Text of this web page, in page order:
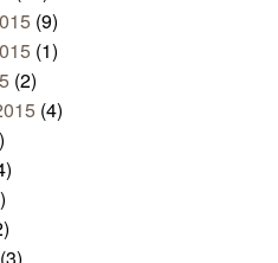
(9)
(1)
(2)
(4)